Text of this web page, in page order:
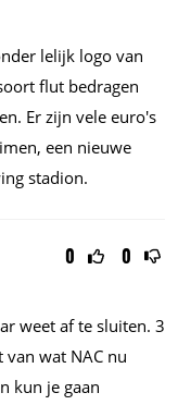
lelijk logo van
flut bedragen
Er zijn vele euro's
een nieuwe
stadion.
0 0
weet af te sluiten. 3
wat NAC nu
kun je gaan